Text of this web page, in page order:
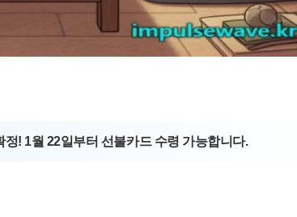
! 1월 22일부터 선불카드 수령 가능합니다.